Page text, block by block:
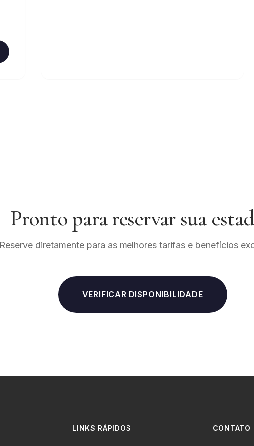
Pronto para reservar sua
Reserve diretamente para as melhores tarifas e benefícios
VERIFICAR DISPONIBILIDADE
LINKS RÁPIDOS CONTATO